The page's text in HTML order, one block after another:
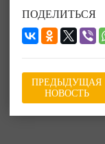
ПОДЕЛИТЬСЯ
ПРЕДЫДУЩАЯ
НОВОСТЬ